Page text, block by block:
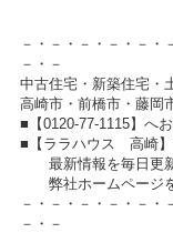
－・－・－・－・－・
－・－
中古住宅・新築住宅・
高崎市・前橋市・藤岡
■【0120-77-1115】へ
■【ララハウス 高崎】
最新情報を毎日更新
弊社ホームページ
－・－・－・－・－・
－・－